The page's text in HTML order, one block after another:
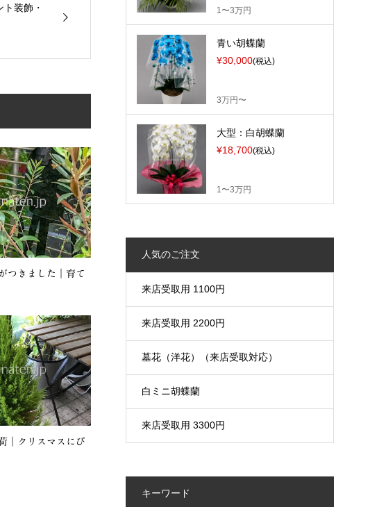
装飾・
つきました｜育て
｜クリスマスにぴ
1〜3万円
青い胡蝶蘭
¥30,000(税込)
3万円〜
大型：白胡蝶蘭
¥18,700(税込)
1〜3万円
人気のご注文
来店受取用 1100円
来店受取用 2200円
墓花（洋花）（来店受取対応）
白ミニ胡蝶蘭
来店受取用 3300円
キーワード